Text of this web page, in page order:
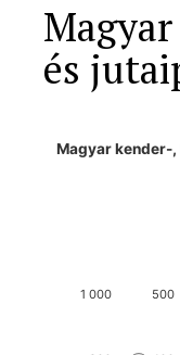
és
Magyar kender-
500
1 000